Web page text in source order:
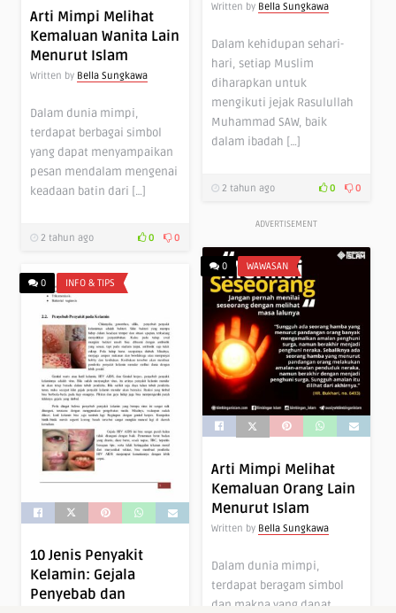
Written by Bella Sungkawa
Dalam kehidupan sehari-
hari, setiap Muslim
diharapkan untuk
mengikuti jejak Rasulullah
Muhammad SAW, baik
dalam ibadah […]
2 tahun ago 0 0
Arti Mimpi Melihat
Kemaluan Wanita Lain
Menurut Islam
Written by Bella Sungkawa
Dalam dunia mimpi,
terdapat berbagai simbol
yang dapat menyampaikan
pesan mendalam mengenai
keadaan batin dari […]
2 tahun ago 0 0
ADVERTISEMENT
0 WAWASAN
Arti Mimpi Melihat
Kemaluan Orang Lain
Menurut Islam
Written by Bella Sungkawa
Dalam dunia mimpi,
terdapat beragam simbol
dan makna yang dapat
0 INFO & TIPS
10 Jenis Penyakit
Kelamin: Gejala
Penyebab dan